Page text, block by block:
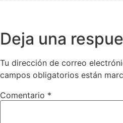
Deja una
Tu dirección de correo
campos obligatorios están
Comentario *